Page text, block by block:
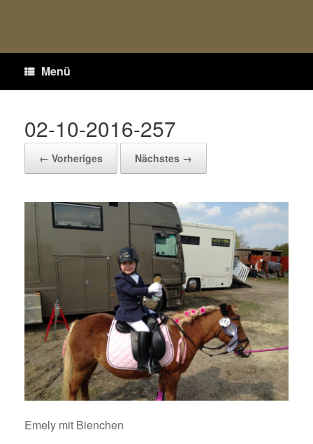
Menü
02-10-2016-257
← Vorheriges Nächstes →
Emely mit Bienchen